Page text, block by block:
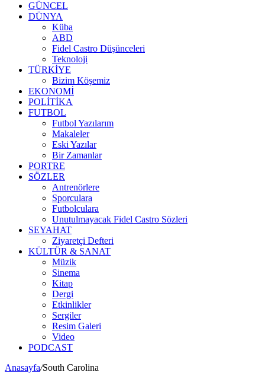
GÜNCEL
DÜNYA
Küba
ABD
Fidel Castro Düşünceleri
Teknoloji
TÜRKİYE
Bizim Köşemiz
EKONOMİ
POLİTİKA
FUTBOL
Futbol Yazılarım
Makaleler
Eski Yazılar
Bir Zamanlar
PORTRE
SÖZLER
Antrenörlere
Sporculara
Futbolculara
Unutulmayacak Fidel Castro Sözleri
SEYAHAT
Ziyaretçi Defteri
KÜLTÜR & SANAT
Müzik
Sinema
Kitap
Dergi
Etkinlikler
Sergiler
Resim Galeri
Video
PODCAST
Anasayfa/South Carolina